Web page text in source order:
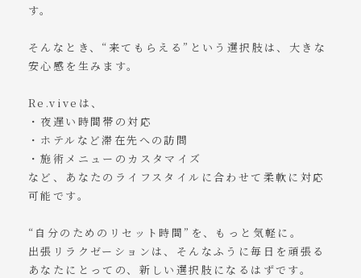
す。
そんなとき、“来てもらえる”という選択肢は、大きな
安心感を生みます。
Re.viveは、
・夜遅い時間帯の対応
・ホテルなど滞在先への訪問
・施術メニューのカスタマイズ
など、あなたのライフスタイルに合わせて柔軟に対応
可能です。
“自分のためのリセット時間”を、もっと気軽に。
出張リラクゼーションは、そんなふうに毎日を頑張る
あなたにとっての、新しい選択肢になるはずです。